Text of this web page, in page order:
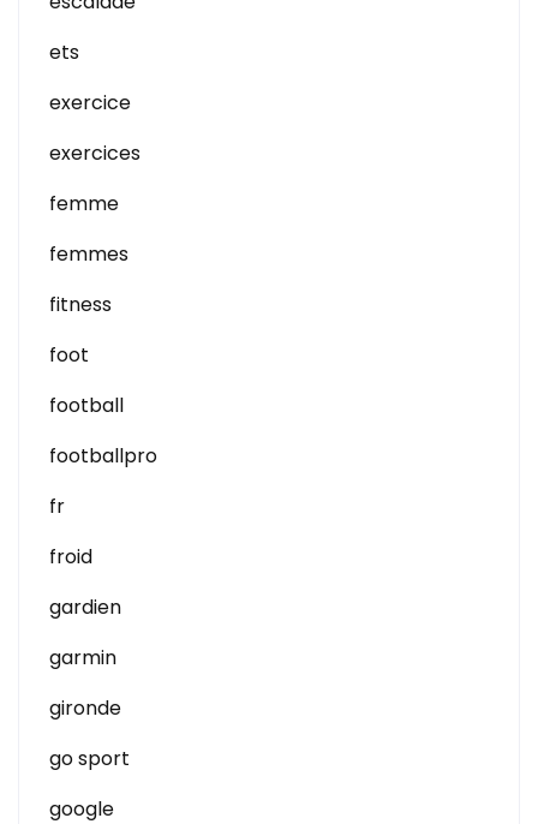
ets
exercice
exercices
femme
femmes
fitness
foot
football
footballpro
fr
froid
gardien
garmin
gironde
go sport
google